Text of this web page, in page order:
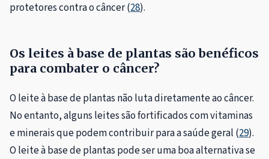
protetores contra o câncer (28).
Os leites à base de plantas são benéficos
para combater o câncer?
O leite à base de plantas não luta diretamente ao câncer.
No entanto, alguns leites são fortificados com vitaminas
e minerais que podem contribuir para a saúde geral (29).
O leite à base de plantas pode ser uma boa alternativa se